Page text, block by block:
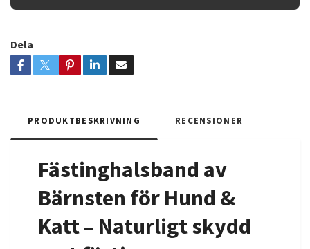
Dela
PRODUKTBESKRIVNING RECENSIONER
Fästinghalsband av
Bärnsten för Hund &
Katt – Naturligt skydd